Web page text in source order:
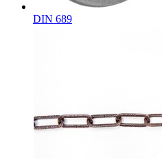
DIN 689